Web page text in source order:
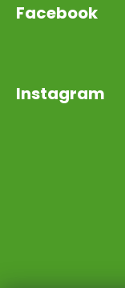
Facebook
Instagram